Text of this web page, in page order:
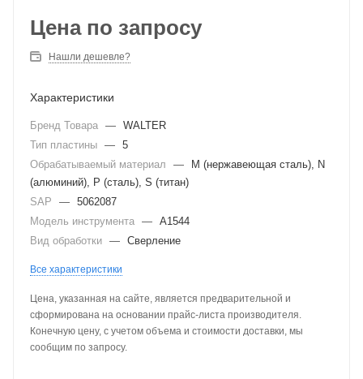
Цена по запросу
Нашли дешевле?
Характеристики
Бренд Товара — WALTER
Тип пластины — 5
Обрабатываемый материал
—
M (нержавеющая сталь), N
(алюминий), P (сталь), S (титан)
SAP
— 5062087
Модель инструмента — A1544
Вид обработки — Сверление
Все характеристики
Цена, указанная на сайте, является предварительной и
сформирована на основании прайс-листа производителя.
Конечную цену, с учетом объема и стоимости доставки, мы
сообщим по запросу.